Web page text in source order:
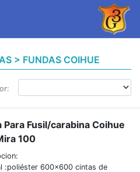
> FUNDAS COIHUE
Para Fusil/carabina Coihue
100
:poliéster 600x600 cintas de